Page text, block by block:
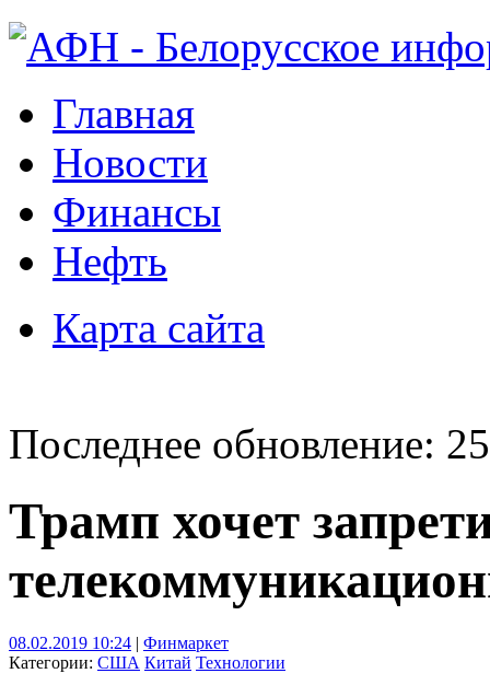
Главная
Новости
Финансы
Нефть
Карта сайта
Последнее обновление:
Трамп хочет
08.02.2019 10:24 | Финмаркет
Категории: США Китай Технологии